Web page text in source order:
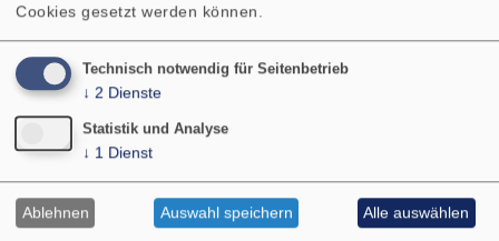
Gehäuselautsprecher
Cookies gesetzt werden können.
Technisch notwendig für Seitenbetrieb
↓ 2 Dienste
Statistik und Analyse
↓ 1 Dienst
Ablehnen Auswahl speichern Alle auswählen